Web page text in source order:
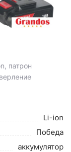
патрон
Li-ion
Победа
аккумулятор